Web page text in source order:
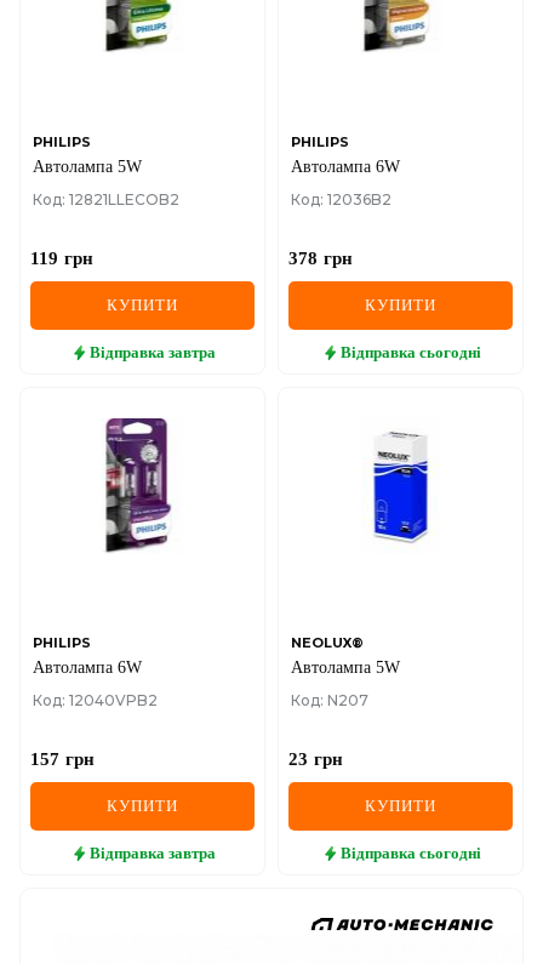
PHILIPS
Автолампа 5W
Код: 12821LLECOB2
119 грн
КУПИТИ
Відправка завтра
PHILIPS
Автолампа 6W
Код: 12036B2
378 грн
КУПИТИ
Відправка сьогодні
PHILIPS
Автолампа 6W
Код: 12040VPB2
157 грн
КУПИТИ
Відправка завтра
NEOLUX®
Автолампа 5W
Код: N207
23 грн
КУПИТИ
Відправка сьогодні